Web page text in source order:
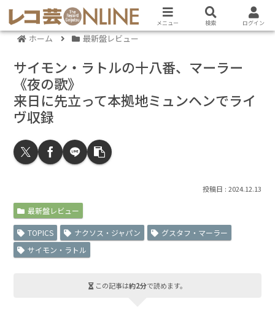
ホーム 最新盤レビュー
サイモン・ラトルの十八番、マーラー
《夜の歌》
来日に先立って本拠地ミュンヘンでライ
ヴ収録
2024.12.13
最新盤レビュー
TOPICS ナクソス・ジャパン
グスタフ・マーラー
サイモン・ラトル
この記事は約2分で読めます。
メニュー 検索 ログイン